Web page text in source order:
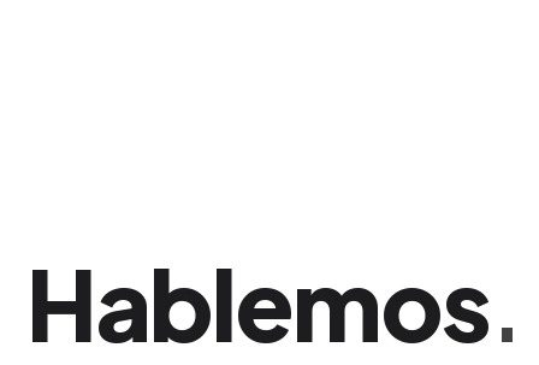
Hablemos.